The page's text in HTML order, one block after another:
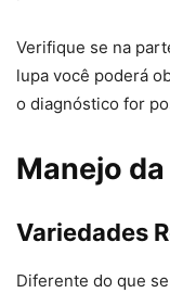
Verifique se na
lupa você poderá
o diagnóstico for
Manejo
Variedades
Diferente do que